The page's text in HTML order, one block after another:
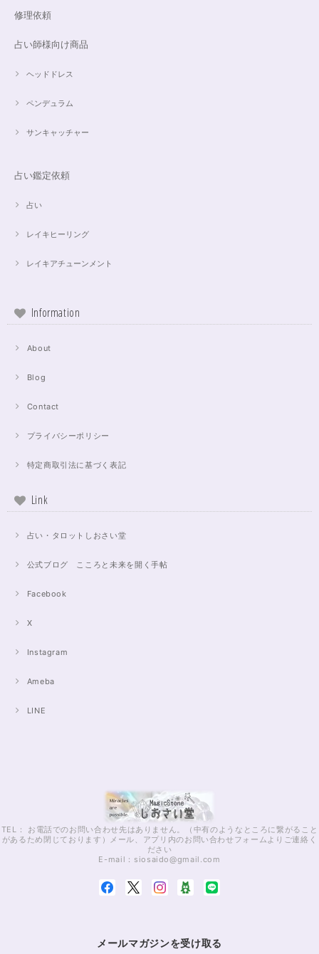
修理依頼
占い師様向け商品
ヘッドドレス
ペンデュラム
サンキャッチャー
占い鑑定依頼
占い
レイキヒーリング
レイキアチューンメント
Information
About
Blog
Contact
プライバシーポリシー
特定商取引法に基づく表記
Link
占い・タロットしおさい堂
公式ブログ こころと未来を開く手帖
Facebook
X
Instagram
Ameba
LINE
TEL： お電話でのお問い合わせ先はありません。（中有のようなところに繋がること
があるため閉じております）メール、アプリ内のお問い合わせフォームよりご連絡く
ださい
E-mail： siosaido@gmail.com
メールマガジンを受け取る